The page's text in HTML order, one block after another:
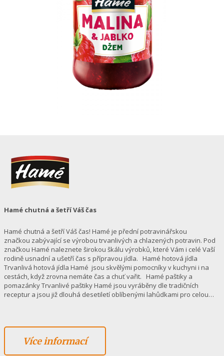
Hamé chutná a šetří Váš čas
Hamé chutná a šetří Váš čas! Hamé je přední potravinářskou
značkou zabývající se výrobou trvanlivých a chlazených potravin. Pod
značkou Hamé naleznete širokou škálu výrobků, které Vám i celé Vaší
rodině usnadní a ušetří čas s přípravou jídla. Hamé hotová jídla
Trvanlivá hotová jídla Hamé jsou skvělými pomocníky v kuchyni i na
cestách, když zrovna nemáte čas a chuť vařit. Hamé paštiky a
pomazánky Trvanlivé paštiky Hamé jsou vyráběny dle tradičních
receptur a jsou již dlouhá desetiletí oblíbenými lahůdkami pro celou…
Více informací